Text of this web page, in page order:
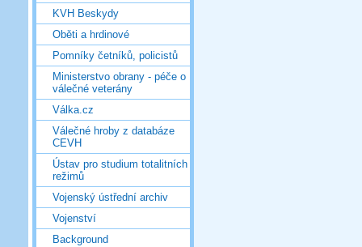
KVH Beskydy
Oběti a hrdinové
Pomníky četníků, policistů
Ministerstvo obrany - péče o
válečné veterány
Válka.cz
Válečné hroby z databáze
CEVH
Ústav pro studium totalitních
režimů
Vojenský ústřední archiv
Vojenství
Background